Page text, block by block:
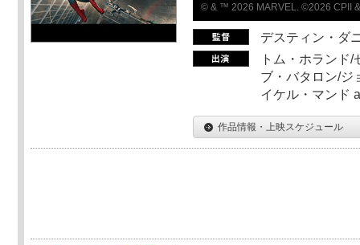
© & ™ 2026 MARVEL. ©2026 CPII
デスティン・ダ
トム・ホランド
ブ・バタロン/ジ
イケル・マンド
作品情報・上映スケジュール